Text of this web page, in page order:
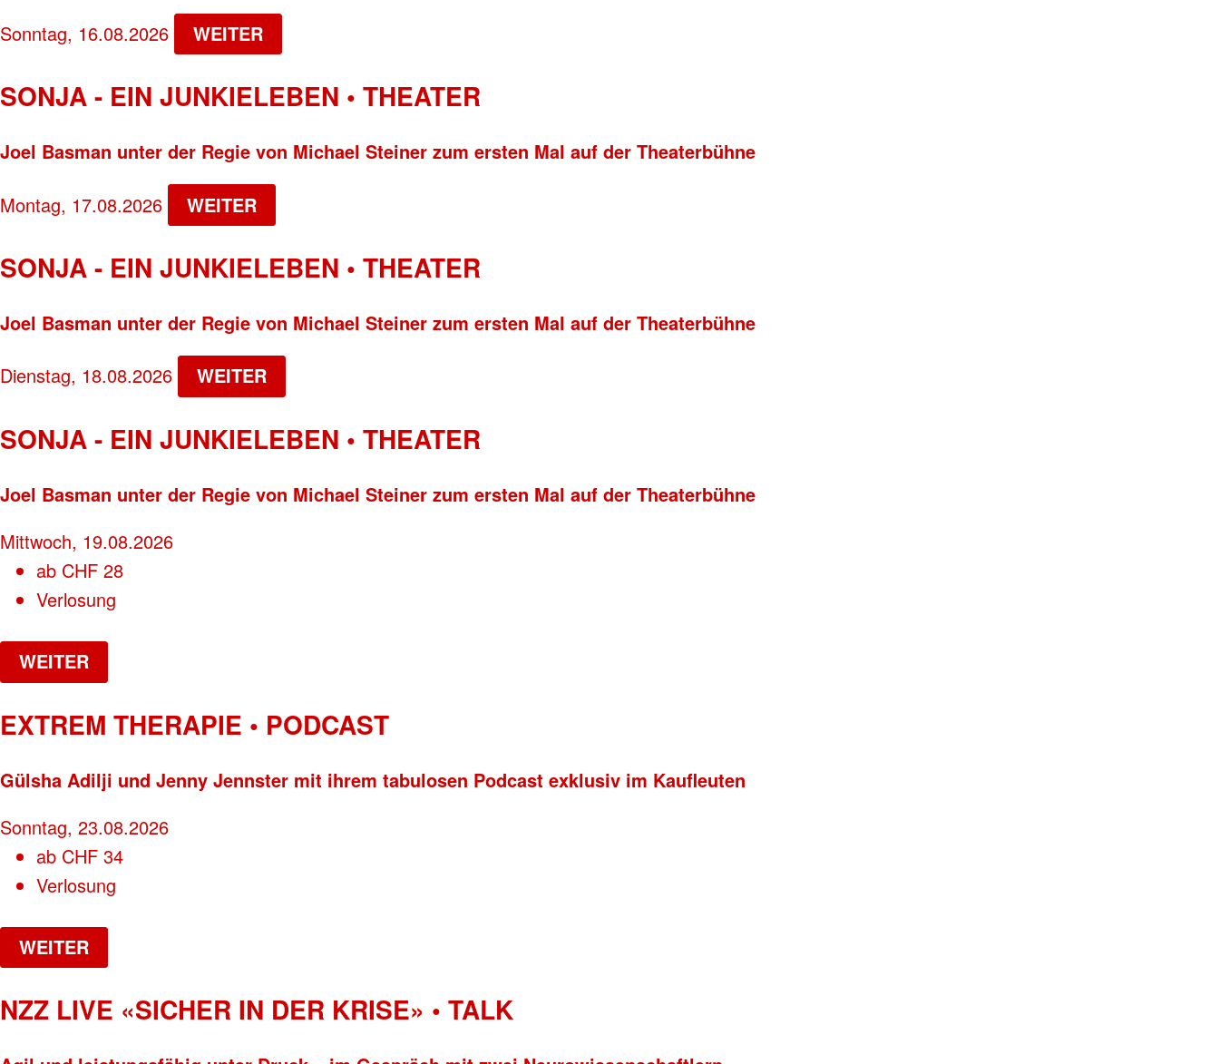
Sonntag, 16.08.2026 WEITER
SONJA - EIN JUNKIELEBEN • THEATER
Joel Basman unter der Regie von Michael Steiner zum ersten Mal auf der Theaterbühne
Montag, 17.08.2026 WEITER
SONJA - EIN JUNKIELEBEN • THEATER
Joel Basman unter der Regie von Michael Steiner zum ersten Mal auf der Theaterbühne
Dienstag, 18.08.2026 WEITER
SONJA - EIN JUNKIELEBEN • THEATER
Joel Basman unter der Regie von Michael Steiner zum ersten Mal auf der Theaterbühne
Mittwoch, 19.08.2026
ab CHF 28
Verlosung
WEITER
EXTREM THERAPIE • PODCAST
Gülsha Adilji und Jenny Jennster mit ihrem tabulosen Podcast exklusiv im Kaufleuten
Sonntag, 23.08.2026
ab CHF 34
Verlosung
WEITER
NZZ LIVE «SICHER IN DER KRISE» • TALK